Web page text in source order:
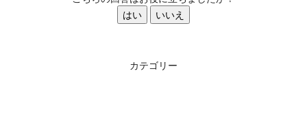
はい
いいえ
カテゴリー